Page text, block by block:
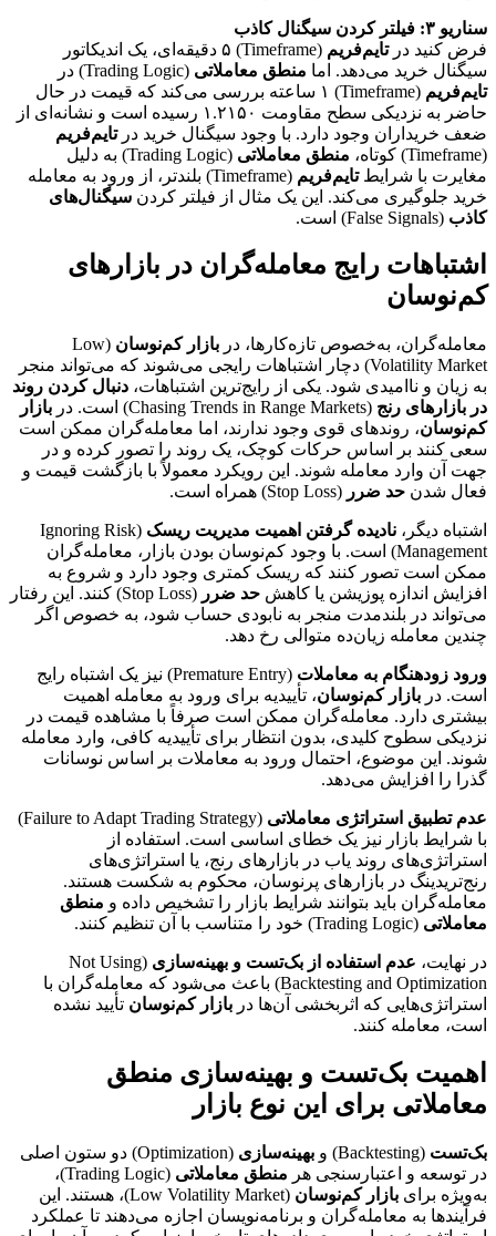
سناریو ۳: فیلتر کردن سیگنال کاذب
فرض کنید درتایم‌فریم
(Timeframe) ۵ دقیقه‌ای، یک اندیکاتور
سیگنال خرید می‌دهد. اما منطق معاملاتی (Trading Logic) در
تایم‌فریم
(Timeframe) ۱ ساعته بررسی می‌کند که قیمت در حال
حاضر به نزدیکی سطح مقاومت ۱.۲۱۵۰ رسیده است و نشانه‌ای از
ضعف خریداران وجود دارد. با وجود سیگنال خرید درتایم‌فریم
(Timeframe) کوتاه،
منطق معاملاتی
(Trading Logic) به دلیل
مغایرت با شرایطتایم‌فریم
(Timeframe) بلندتر، از ورود به معامله
خرید جلوگیری می‌کند. این یک مثال از فیلتر کردن سیگنال‌های
کاذب (False Signals) است.
اشتباهات رایج معامله‌گران در بازارهای
کم‌نوسان
معامله‌گران، به‌خصوص تازه‌کارها، در بازار کم‌نوسان (Low
Volatility Market) دچار اشتباهات رایجی می‌شوند که می‌تواند منجر
به زیان و ناامیدی شود. یکی از رایج‌ترین اشتباهات، دنبال کردن روند
در بازارهای رنج (Chasing Trends in Range Markets) است. در
بازار
کم‌نوسان، روند‌های قوی وجود ندارند، اما معامله‌گران ممکن است
سعی کنند بر اساس حرکات کوچک، یک روند را تصور کرده و در
جهت آن وارد معامله شوند. این رویکرد معمولاً با بازگشت قیمت و
فعال شدن حد ضرر (Stop Loss) همراه است.
اشتباه دیگر، نادیده گرفتن اهمیت مدیریت ریسک (Ignoring Risk
Management) است. با وجود کم‌نوسان بودن بازار، معامله‌گران
ممکن است تصور کنند که ریسک کمتری وجود دارد و شروع به
افزایش اندازه پوزیشن یا کاهش حد ضرر
(Stop Loss) کنند. این رفتار
می‌تواند در بلندمدت منجر به نابودی حساب شود، به خصوص اگر
چندین معامله زیان‌ده متوالی رخ دهد.
ورود زودهنگام به معاملات
(Premature Entry) نیز یک اشتباه رایج
است. در بازار کم‌نوسان، تأییدیه برای ورود به معامله اهمیت
بیشتری دارد. معامله‌گران ممکن است صرفاً با مشاهده قیمت در
نزدیکی سطوح کلیدی، بدون انتظار برای تأییدیه کافی، وارد معامله
شوند. این موضوع، احتمال ورود به معاملات بر اساس نوسانات
گذرا را افزایش می‌دهد.
عدم تطبیق استراتژی معاملاتی
(Failure to Adapt Trading Strategy)
با شرایط بازار نیز یک خطای اساسی است. استفاده از
استراتژی‌های روند یاب در بازارهای رنج، یا استراتژی‌های
رنج‌تریدینگ در بازارهای پرنوسان، محکوم به شکست هستند.
معامله‌گران باید بتوانند شرایط بازار را تشخیص داده و منطق
معاملاتی (Trading Logic) خود را متناسب با آن تنظیم کنند.
در نهایت، عدم استفاده از بک‌تست و بهینه‌سازی (Not Using
Backtesting and Optimization) باعث می‌شود که معامله‌گران با
استراتژی‌هایی که اثربخشی آن‌ها در بازار کم‌نوسان تأیید نشده
است، معامله کنند.
اهمیت بک‌تست و بهینه‌سازی منطق
معاملاتی برای این نوع بازار
بک‌تست (Backtesting) و بهینه‌سازی
(Optimization) دو ستون اصلی
در توسعه و اعتبارسنجی هر منطق معاملاتی
(Trading Logic)،
به‌ویژه برای بازار کم‌نوسان
(Low Volatility Market)، هستند. این
فرآیندها به معامله‌گران و برنامه‌نویسان اجازه می‌دهند تا عملکرد